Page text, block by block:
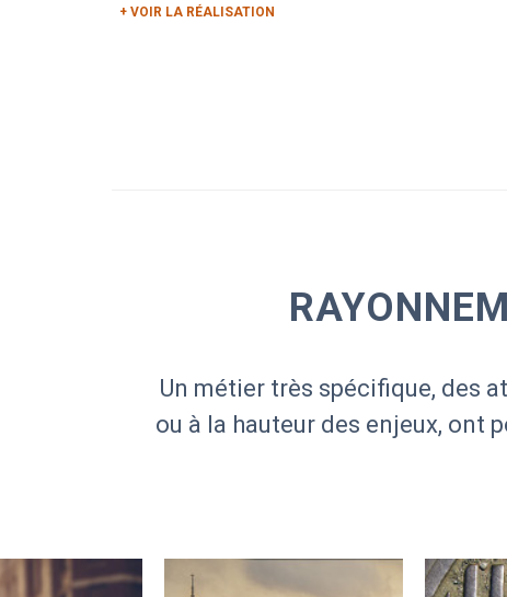
+ VOIR LA RÉALISATION
Un métier très spécifique, des
ou à la hauteur des enjeux, ont